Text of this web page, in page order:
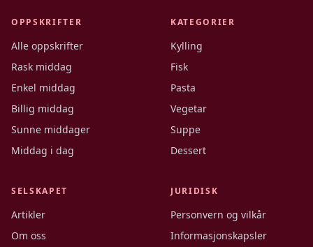
OPPSKRIFTER
Alle oppskrifter
Rask middag
Enkel middag
Billig middag
Sunne middager
Middag i dag
KATEGORIER
Kylling
Fisk
Pasta
Vegetar
Suppe
Dessert
SELSKAPET
Artikler
Om oss
JURIDISK
Personvern og vilkår
Informasjonskapsler